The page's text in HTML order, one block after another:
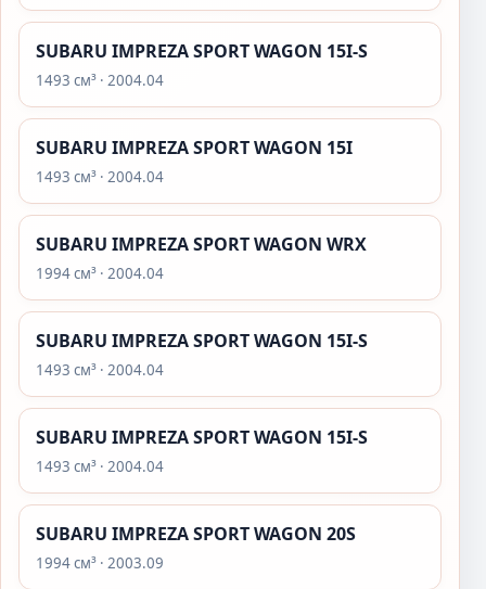
SUBARU IMPREZA SPORT WAGON 15I-S
1493 см³ · 2004.04
SUBARU IMPREZA SPORT WAGON 15I
1493 см³ · 2004.04
SUBARU IMPREZA SPORT WAGON WRX
1994 см³ · 2004.04
SUBARU IMPREZA SPORT WAGON 15I-S
1493 см³ · 2004.04
SUBARU IMPREZA SPORT WAGON 15I-S
1493 см³ · 2004.04
SUBARU IMPREZA SPORT WAGON 20S
1994 см³ · 2003.09